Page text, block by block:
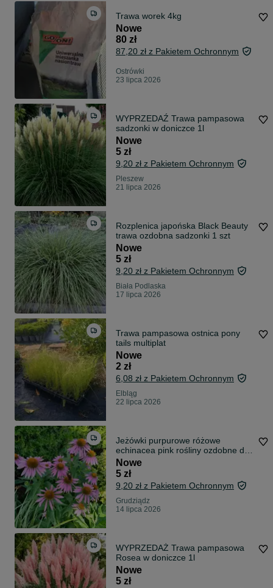
Trawa worek 4kg
Nowe
80 zł
87,20 zł z Pakietem Ochronnym
Ostrówki
23 lipca 2026
WYPRZEDAŹ Trawa pampasowa
sadzonki w doniczce 1l
Nowe
5 zł
9,20 zł z Pakietem Ochronnym
Pleszew
21 lipca 2026
Rozplenica japońska Black Beauty
trawa ozdobna sadzonki 1 szt
Nowe
5 zł
9,20 zł z Pakietem Ochronnym
Biała Podlaska
17 lipca 2026
Trawa pampasowa ostnica pony
tails multiplat
Nowe
2 zł
6,08 zł z Pakietem Ochronnym
Elbląg
22 lipca 2026
Jeżówki purpurowe różowe
echinacea pink rośliny ozdobne do
ogrodu
Nowe
5 zł
9,20 zł z Pakietem Ochronnym
Grudziądz
14 lipca 2026
WYPRZEDAŻ Trawa pampasowa
Rosea w doniczce 1l
Nowe
5 zł